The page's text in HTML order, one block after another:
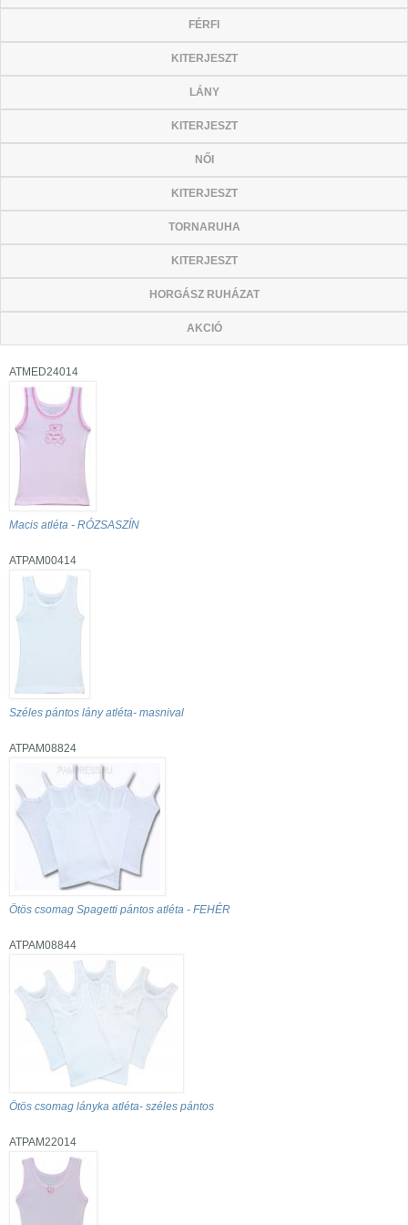
FÉRFI
KITERJESZT
LÁNY
KITERJESZT
NŐI
KITERJESZT
TORNARUHA
KITERJESZT
HORGÁSZ RUHÁZAT
AKCIÓ
ATMED24014
Macis atléta - RÓZSASZÍN
ATPAM00414
Széles pántos lány atléta- masnival
ATPAM08824
Ötös csomag Spagetti pántos atléta - FEHÉR
ATPAM08844
Ötös csomag lányka atléta- széles pántos
ATPAM22014